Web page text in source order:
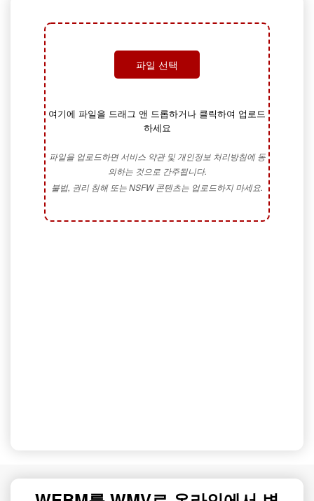
파일 선택
여기에 파일을 드래그 앤 드롭하거나 클릭하여 업로드
하세요
파일을 업로드하면 서비스 약관 및 개인정보 처리방침에 동
의하는 것으로 간주됩니다.
불법, 권리 침해 또는 NSFW 콘텐츠는 업로드하지 마세요.